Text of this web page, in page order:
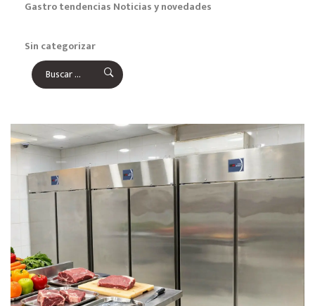
Gastro tendencias Noticias y novedades
Sin categorizar